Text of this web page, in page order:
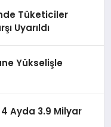
Tüketiciler
Uyarıldı
Yükselişle
Ayda 3.9 Milyar